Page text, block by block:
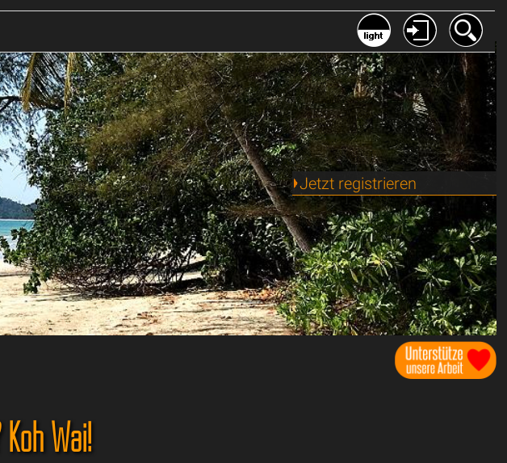
Jetzt registrieren
Wai!